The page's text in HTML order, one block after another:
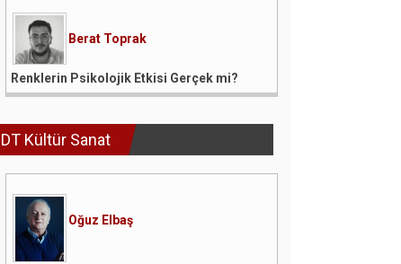
Berat Toprak
Renklerin Psikolojik Etkisi Gerçek mi?
DT Kültür Sanat
Oğuz Elbaş